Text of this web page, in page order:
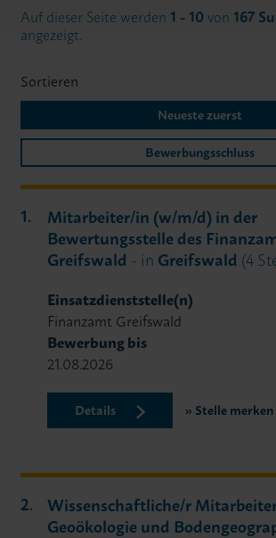
Auf dieser Seite werden 1 - 10 von 167
angezeigt.
Sortieren
Neueste zuerst
Bewerbungsschluss
Mitarbeiter/in (w/m/d) in der
Bewertungsstelle des
Greifswald - in Greifswald (4
Einsatzdienststelle(n)
Finanzamt Greifswald
Bewerbung bis
21.08.2026
Details Stelle merken
Wissenschaftliche/r
Geoökologie und